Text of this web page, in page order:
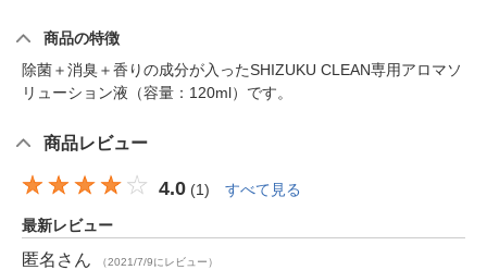
商品の特徴
除菌＋消臭＋香りの成分が入ったSHIZUKU CLEAN専用アロマソ
リューション液（容量：120ml）です。
商品レビュー
4.0 (1) すべて見る
最新レビュー
匿名 さん （2021/7/9にレビュー）